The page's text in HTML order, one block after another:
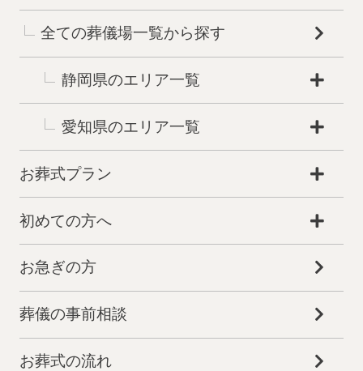
全ての葬儀場一覧から探す
静岡県のエリア一覧
愛知県のエリア一覧
お葬式プラン
初めての方へ
お急ぎの方
葬儀の事前相談
お葬式の流れ